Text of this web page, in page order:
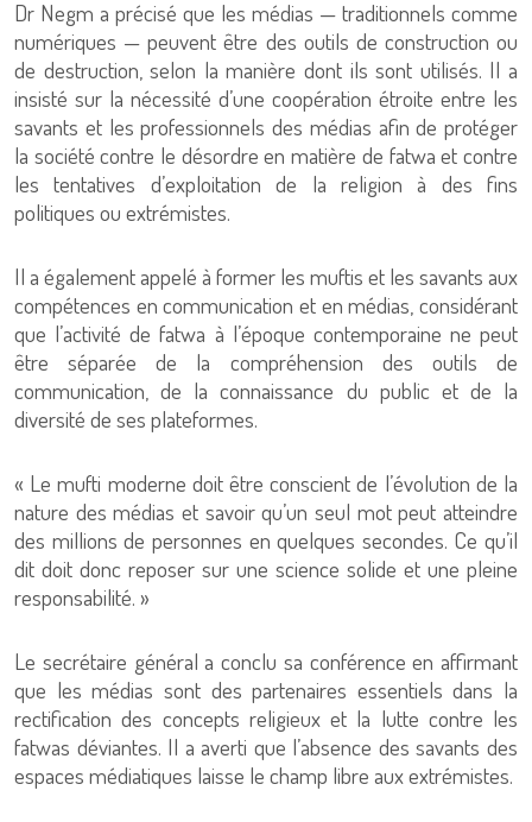
Dr Negm a précisé que les médias — traditionnels comme
numériques — peuvent être des outils de construction ou
de destruction, selon la manière dont ils sont utilisés. Il a
insisté sur la nécessité d’une coopération étroite entre les
savants et les professionnels des médias afin de protéger
la société contre le désordre en matière de fatwa et contre
les tentatives d’exploitation de la religion à des fins
politiques ou extrémistes.
Il a également appelé à former les muftis et les savants aux
compétences en communication et en médias, considérant
que l’activité de fatwa à l’époque contemporaine ne peut
être séparée de la compréhension des outils de
communication, de la connaissance du public et de la
diversité de ses plateformes.
« Le mufti moderne doit être conscient de l’évolution de la
nature des médias et savoir qu’un seul mot peut atteindre
des millions de personnes en quelques secondes. Ce qu’il
dit doit donc reposer sur une science solide et une pleine
responsabilité. »
Le secrétaire général a conclu sa conférence en affirmant
que les médias sont des partenaires essentiels dans la
rectification des concepts religieux et la lutte contre les
fatwas déviantes. Il a averti que l’absence des savants des
espaces médiatiques laisse le champ libre aux extrémistes.